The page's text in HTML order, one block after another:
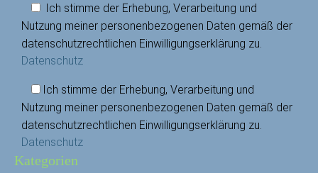
Ich stimme der Erhebung, Verarbeitung und
Nutzung meiner personenbezogenen Daten gemäß der
datenschutzrechtlichen Einwilligungserklärung zu.
Datenschutz
Ich stimme der Erhebung, Verarbeitung und
Nutzung meiner personenbezogenen Daten gemäß der
datenschutzrechtlichen Einwilligungserklärung zu.
Datenschutz
Kategorien